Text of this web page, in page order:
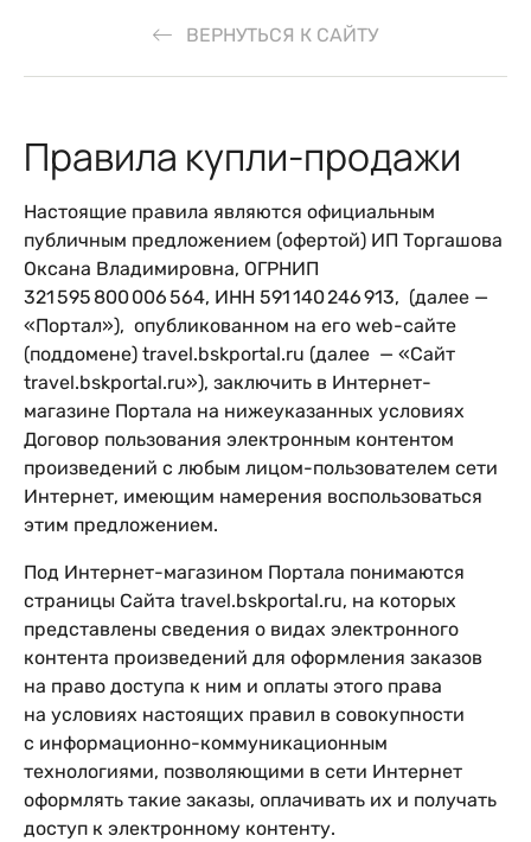
ВЕРНУТЬСЯ К САЙТУ
Правила купли-продажи
Настоящие правила являются официальным
публичным предложением (офертой) ИП Торгашова
Оксана Владимировна, ОГРНИП
321 595 800 006 564, ИНН 591 140 246 913, (далее —
«Портал»), опубликованном на его web-сайте
(поддомене) travel.bskportal.ru (далее — «Сайт
travel.bskportal.ru»), заключить в Интернет-
магазине Портала на нижеуказанных условиях
Договор пользования электронным контентом
произведений с любым лицом-пользователем сети
Интернет, имеющим намерения воспользоваться
этим предложением.
Под Интернет-магазином Портала понимаются
страницы Сайта travel.bskportal.ru, на которых
представлены сведения о видах электронного
контента произведений для оформления заказов
на право доступа к ним и оплаты этого права
на условиях настоящих правил в совокупности
с информационно-коммуникационным
технологиями, позволяющими в сети Интернет
оформлять такие заказы, оплачивать их и получать
доступ к электронному контенту.